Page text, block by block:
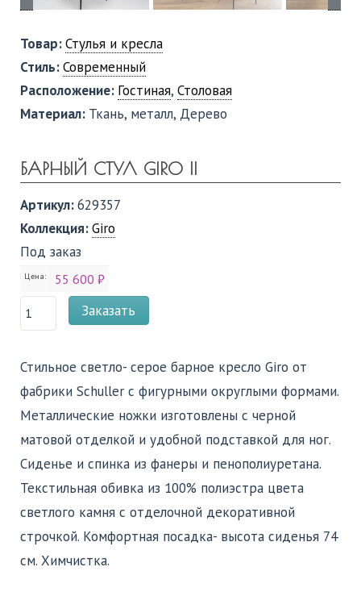
Товар:Стулья и кресла
Стиль:Современный
Расположение: Гостиная, Столовая
Материал: Ткань, металл, Дерево
БАРНЫЙ СТУЛ GIRO II
Артикул:629357
Коллекция:Giro
Под заказ
Цена: 55 600 ₽
Заказать
Стильное светло- серое барное кресло Giro от
фабрики Schuller с фигурными округлыми формами.
Металлические ножки изготовлены с черной
матовой отделкой и удобной подставкой для ног.
Сиденье и спинка из фанеры и пенополиуретана.
Текстильная обивка из 100% полиэстра цвета
светлого камня с отделочной декоративной
строчкой. Комфортная посадка- высота сиденья 74
см. Химчистка.